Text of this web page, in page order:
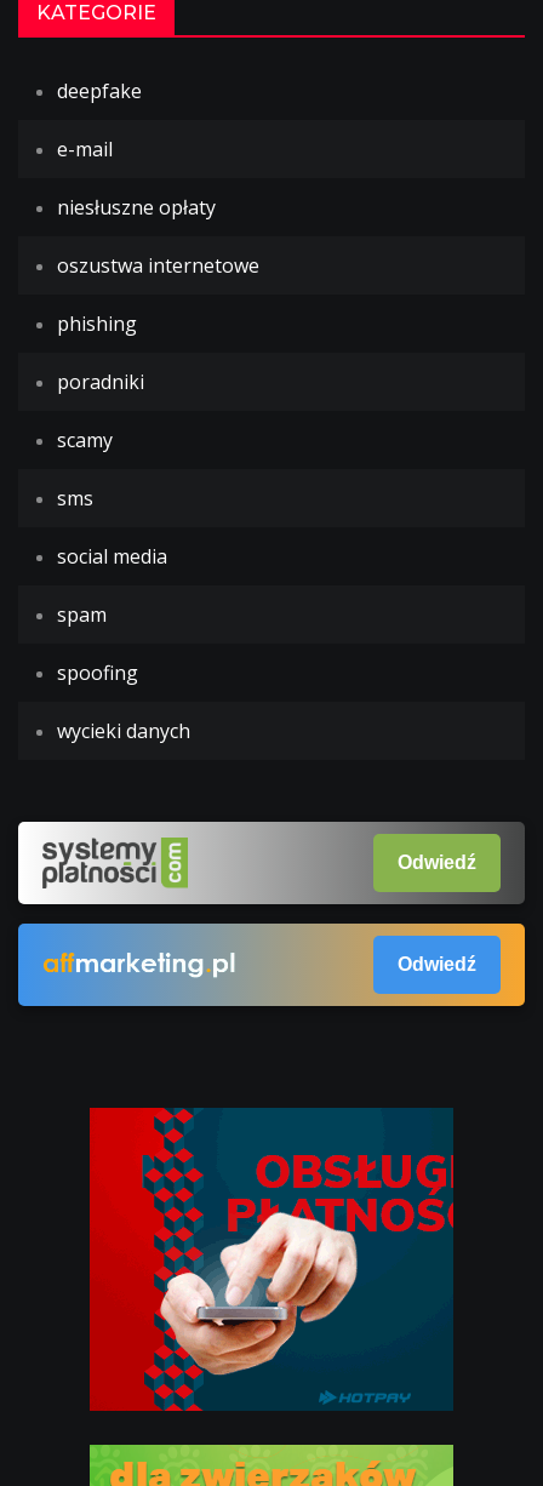
KATEGORIE
deepfake
e-mail
niesłuszne opłaty
oszustwa internetowe
phishing
poradniki
scamy
sms
social media
spam
spoofing
wycieki danych
Odwiedź
Odwiedź